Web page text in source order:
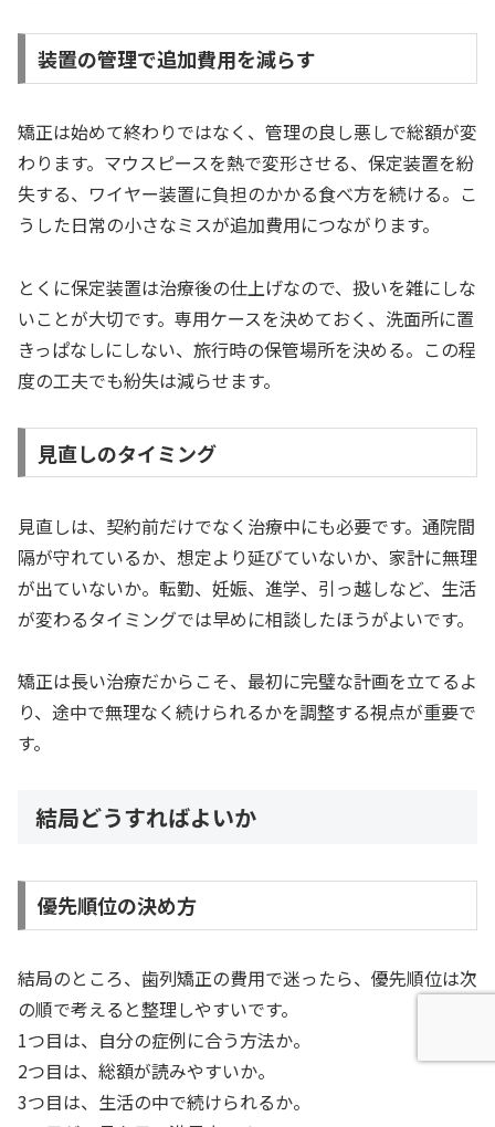
装置の管理で追加費用を減らす
矯正は始めて終わりではなく、管理の良し悪しで総額が変
わります。マウスピースを熱で変形させる、保定装置を紛
失する、ワイヤー装置に負担のかかる食べ方を続ける。こ
うした日常の小さなミスが追加費用につながります。
とくに保定装置は治療後の仕上げなので、扱いを雑にしな
いことが大切です。専用ケースを決めておく、洗面所に置
きっぱなしにしない、旅行時の保管場所を決める。この程
度の工夫でも紛失は減らせます。
見直しのタイミング
見直しは、契約前だけでなく治療中にも必要です。通院間
隔が守れているか、想定より延びていないか、家計に無理
が出ていないか。転勤、妊娠、進学、引っ越しなど、生活
が変わるタイミングでは早めに相談したほうがよいです。
矯正は長い治療だからこそ、最初に完璧な計画を立てるよ
り、途中で無理なく続けられるかを調整する視点が重要で
す。
結局どうすればよいか
優先順位の決め方
結局のところ、歯列矯正の費用で迷ったら、優先順位は次
の順で考えると整理しやすいです。
1つ目は、自分の症例に合う方法か。
2つ目は、総額が読みやすいか。
3つ目は、生活の中で続けられるか。